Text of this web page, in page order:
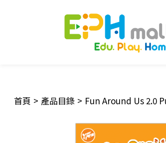
首頁 > 產品目錄 > Fun Around Us 2.0